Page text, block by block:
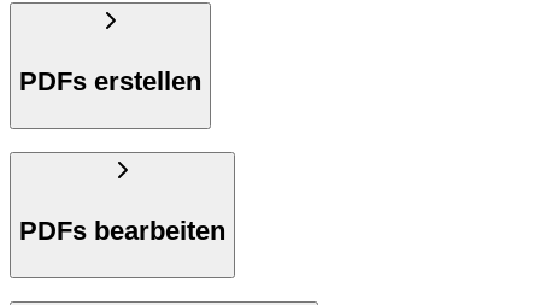
PDFs erstellen
PDFs bearbeiten